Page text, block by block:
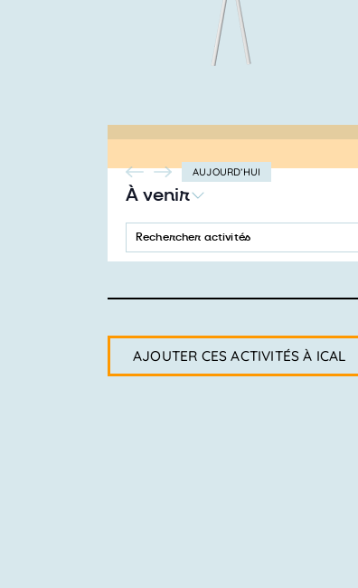
AUJOURD’HUI
À venir
LA
DATE
Recherche
de
SAISIR
MOT-
CLÉ.
CLÉ.
AJOUTER CES ACTIVITÉS À ICAL